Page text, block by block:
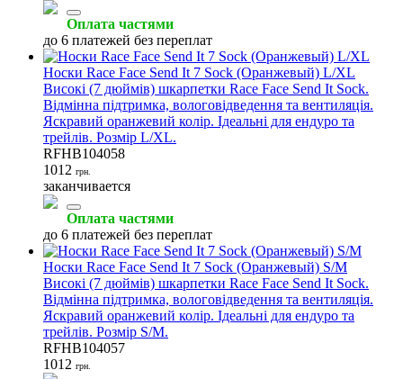
Оплата частями
до 6 платежей без переплат
Носки Race Face Send It 7 Sock (Оранжевый) L/XL
Високі (7 дюймів) шкарпетки Race Face Send It Sock.
Відмінна підтримка, вологовідведення та вентиляція.
Яскравий оранжевий колір. Ідеальні для ендуро та
трейлів. Розмір L/XL.
RFHB104058
1012 грн.
заканчивается
Оплата частями
до 6 платежей без переплат
Носки Race Face Send It 7 Sock (Оранжевый) S/M
Високі (7 дюймів) шкарпетки Race Face Send It Sock.
Відмінна підтримка, вологовідведення та вентиляція.
Яскравий оранжевий колір. Ідеальні для ендуро та
трейлів. Розмір S/M.
RFHB104057
1012 грн.